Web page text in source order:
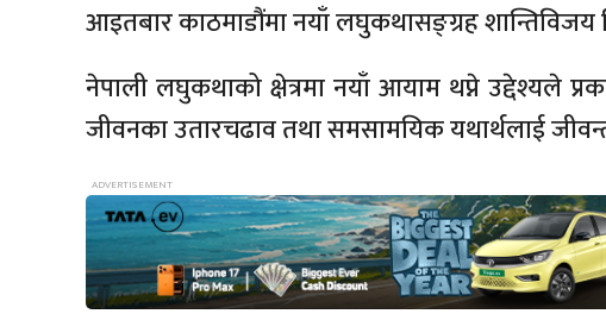
आइतबार काठमाडौंमा नयाँ लघुकथासङ्ग्रह शान्तिविजय
नेपाली लघुकथाको क्षेत्रमा नयाँ आयाम थप्ने उद्देश्यले
जीवनका उतारचढाव तथा समसामयिक यथार्थलाई